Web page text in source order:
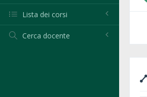
Lista dei corsi
Cerca docente